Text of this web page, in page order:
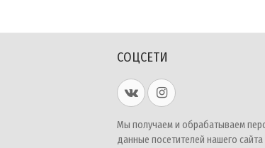
СОЦСЕТИ
Мы получаем и обрабатываем
данные посетителей нашего сайта